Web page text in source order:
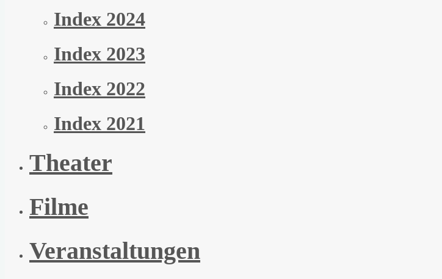
Index 2024
Index 2023
Index 2022
Index 2021
Theater
Filme
Veranstaltungen